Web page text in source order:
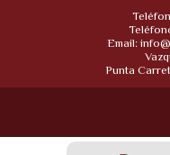
Email:
Punta